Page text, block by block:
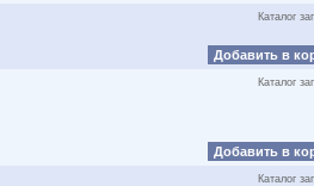
Каталог
Добавить в
Каталог
Добавить в
Каталог